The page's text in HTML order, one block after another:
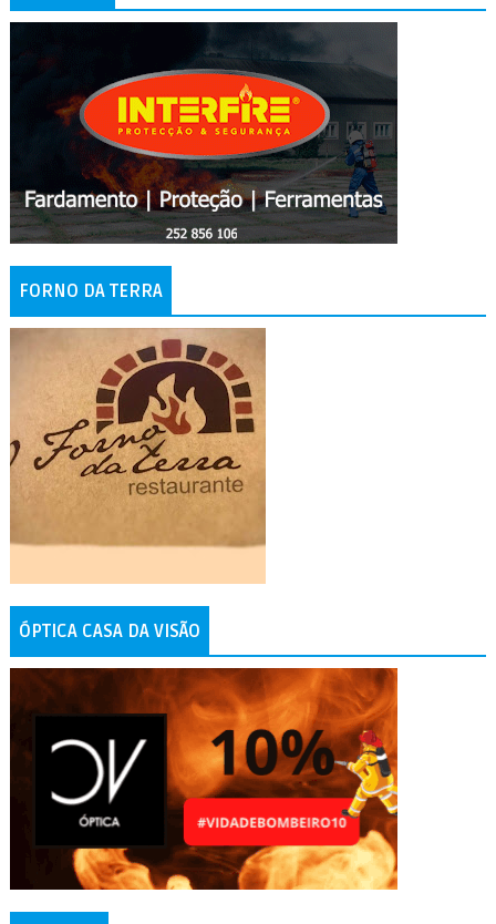
FORNO DA TERRA
ÓPTICA CASA DA VISÃO